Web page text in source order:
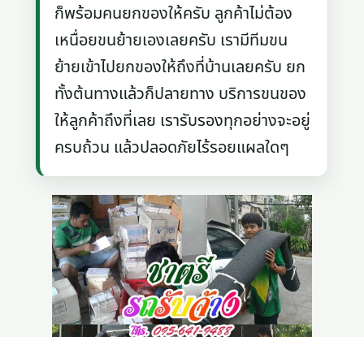
ก็พร้อมคนยกของให้ครับ ลูกค้าไม่ต้อง
เหนื่อยขนย้ายเองเลยครับ เรามีทีมขน
ย้ายเข้าไปยกของให้ถึงที่บ้านเลยครับ ยก
ทั้งต้นทางแล้วก็ปลายทาง บริการขนของ
ให้ลูกค้าถึงที่เลย เรารับรองทุกอย่างจะอยู่
ครบถ้วน แล้วปลอดภัยไร้รอยแผลใดๆ